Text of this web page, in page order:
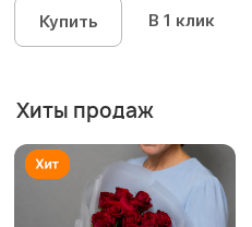
Купить В 1 клик
Хиты продаж